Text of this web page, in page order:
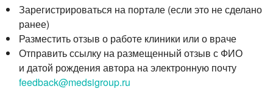
Зарегистрироваться на портале (если это не сделано
ранее)
Разместить отзыв о работе клиники или о враче
Отправить ссылку на размещенный отзыв с ФИО
и датой рождения автора на электронную почту
feedback@medsigroup.ru